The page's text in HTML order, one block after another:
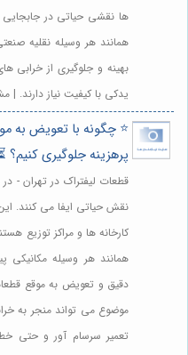
ها نقشی حیاتی در جابجایی
همانند هر وسیله نقلیه
بهینه و جلوگیری از خرابی
یدکی با کیفیت نیاز دارند. |
⭐️ چگونه با تعویض به
پرهزینه جلوگیری کنیم؟
قطعات لیفتراک در تهران -
نقش حیاتی ایفا می کنند.
کارخانه ها و مراکز توزیع
همانند هر وسیله مکانیکی
دقیق و تعویض به موقع
موضوع می تواند منجر به
تعمیر سرسام آور و حتی